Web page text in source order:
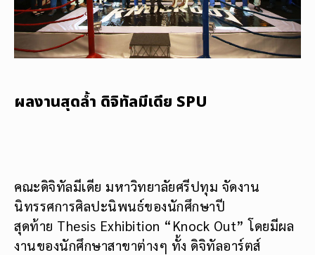
ผลงานสุดล้ำ ดิจิทัลมีเดีย SPU
คณะดิจิทัลมีเดีย มหาวิทยาลัยศรีปทุม จัดงาน
นิทรรศการศิลปะนิพนธ์ของนักศึกษาปี
สุดท้าย Thesis Exhibition “Knock Out” โดยมีผล
งานของนักศึกษาสาขาต่างๆ ทั้ง ดิจิทัลอาร์ตส์